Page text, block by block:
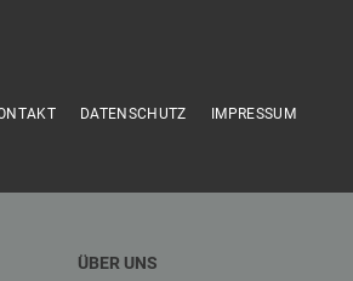
DATENSCHUTZ IMPRESSUM
ÜBER UNS